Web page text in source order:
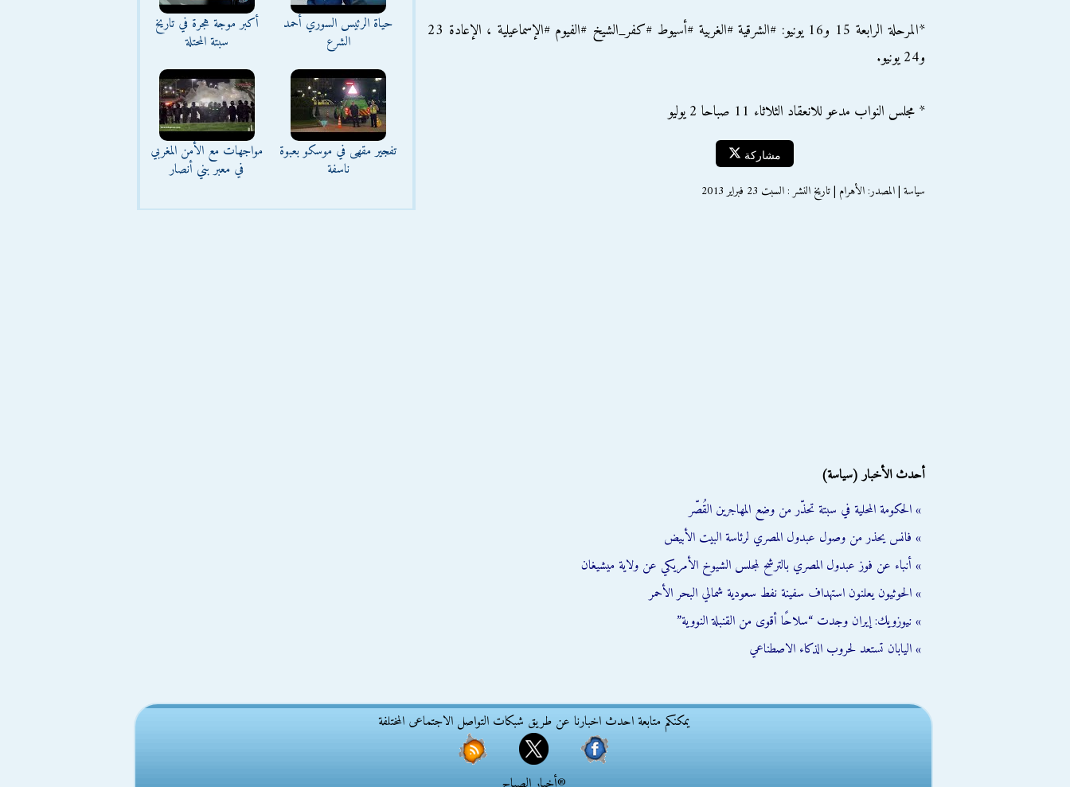
*المرحلة الرابعة 15 و16 يونيو: #الشرقية #الغربية #أسيوط #كفر_الشيخ #الفيوم #الإسماعيلية ، الإعادة 23
و24 يونيو.
* مجلس النواب مدعو للانعقاد الثلاثاء 11 صباحا 2 يوليو
مشاركة
سياسة | المصدر: الأهرام | تاريخ النشر : السبت 23 فبراير 2013
أحدث الأخبار (سياسة)
» الحكومة المحلية في سبتة تحذّر من وضع المهاجرين القُصّر
» فانس يحذر من وصول عبدول المصري لرئاسة البيت الأبيض
» أنباء عن فوز عبدول المصري بالترشح لمجلس الشيوخ الأمريكي عن ولاية ميشيغان
» الحوثيون يعلنون استهداف سفينة نفط سعودية شمالي البحر الأحمر
» نيوزويك: إيران وجدت “سلاحًا أقوى من القنبلة النووية”
» اليابان تستعد لحروب الذكاء الاصطناعي
حياة الرئيس السوري أحمد
الشرع
أكبر موجة هجرة في تاريخ
سبتة المحتلة
تفجير مقهى في موسكو بعبوة
ناسفة
مواجهات مع الأمن المغربي
في معبر بني أنصار
يمكنكم متابعة احدث اخبارنا عن طريق شبكات التواصل الاجتماعى المختلفة